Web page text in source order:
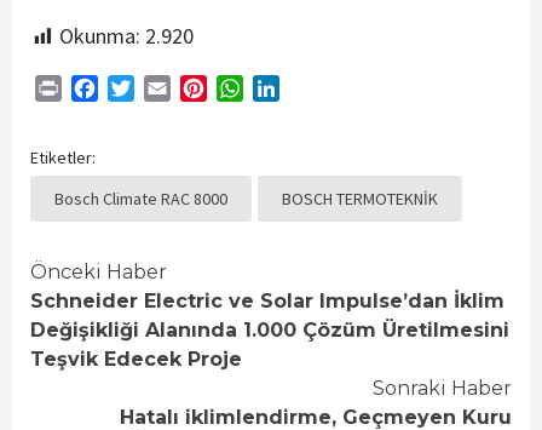
Okunma: 2.920
Print FacebookTwitterEmail PinterestWhatsApp
Etiketler:
Bosch Climate RAC 8000
BOSCH TERMOTEKNİK
Continue
Reading
Önceki Haber
Schneider Electric ve Solar Impulse’dan İklim
Değişikliği Alanında 1.000 Çözüm Üretilmesini
Teşvik Edecek Proje
Sonraki Haber
Hatalı iklimlendirme, Geçmeyen Kuru